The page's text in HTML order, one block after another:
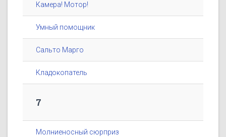
Камера! Мотор!
Умный помощник
Сальто Марго
Кладокопатель
7
Молниеносный сюрприз